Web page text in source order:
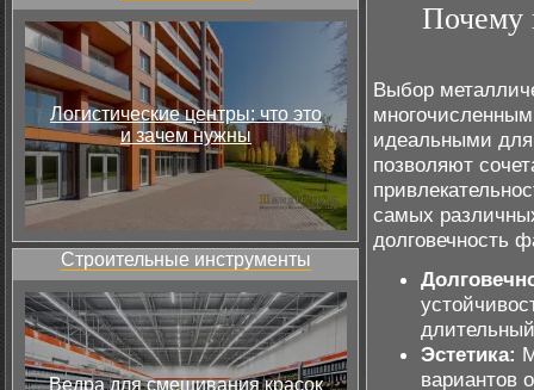
Логистические центры: что это
и зачем нужны
Строительные инструменты
Ведра для смешивания красок
Почему
Выбор
идеальными для
позволяют
самых
долговечность
Эстетика:
вариантов